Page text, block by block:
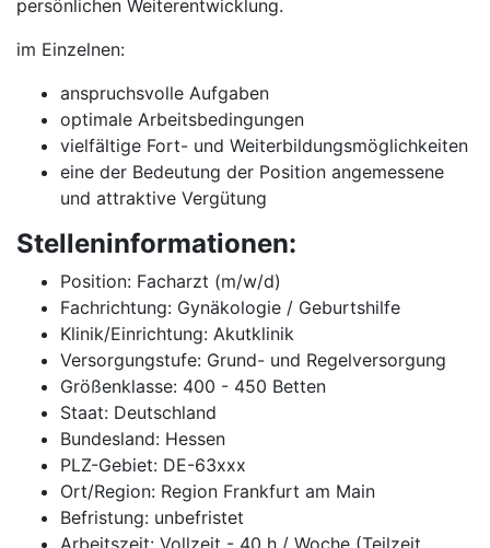
persönlichen Weiterentwicklung.
im Einzelnen:
anspruchsvolle Aufgaben
optimale Arbeitsbedingungen
vielfältige Fort- und Weiterbildungsmöglichkeiten
eine der Bedeutung der Position angemessene
und attraktive Vergütung
Stelleninformationen:
Position: Facharzt (m/w/d)
Fachrichtung: Gynäkologie / Geburtshilfe
Klinik/Einrichtung: Akutklinik
Versorgungstufe: Grund- und Regelversorgung
Größenklasse: 400 - 450 Betten
Staat: Deutschland
Bundesland: Hessen
PLZ-Gebiet: DE-63xxx
Ort/Region: Region Frankfurt am Main
Befristung: unbefristet
Arbeitszeit: Vollzeit - 40 h / Woche (Teilzeit